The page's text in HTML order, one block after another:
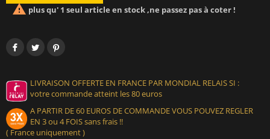
 plus qu' 1 seul article en stock ,ne passez pas à coter !
LIVRAISON OFFERTE EN FRANCE PAR MONDIAL RELAIS SI :
votre commande atteint les 80 euros
A PARTIR DE 60 EUROS DE COMMANDE VOUS POUVEZ REGLER
EN 3 ou 4 FOIS sans frais !!
( France uniquement )